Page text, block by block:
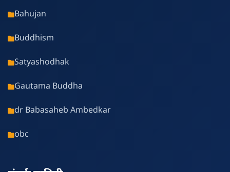
Bahujan
Buddhism
Satyashodhak
Gautama Buddha
dr Babasaheb Ambedkar
obc